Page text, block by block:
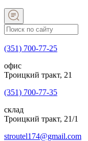
(351) 700-77-25
офис
Троицкий тракт, 21
(351) 700-77-35
склад
Троицкий тракт, 21/1
stroutel174@gmail.com